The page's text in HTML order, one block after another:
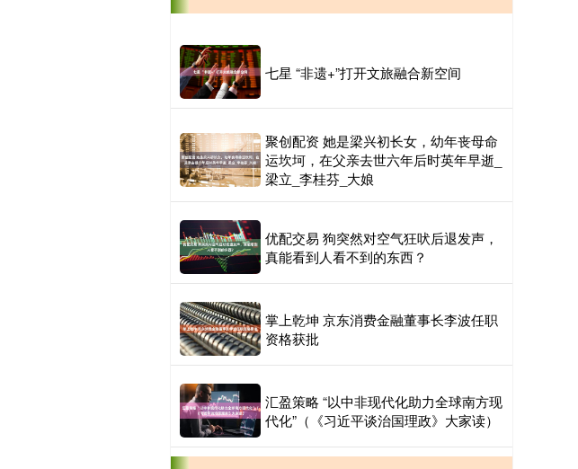
七星 “非遗+”打开文旅融合新空间
聚创配资 她是梁兴初长女，幼年丧母命
运坎坷，在父亲去世六年后时英年早逝_
梁立_李桂芬_大娘
优配交易 狗突然对空气狂吠后退发声，
真能看到人看不到的东西？
掌上乾坤 京东消费金融董事长李波任职
资格获批
汇盈策略 “以中非现代化助力全球南方现
代化”（《习近平谈治国理政》大家读）